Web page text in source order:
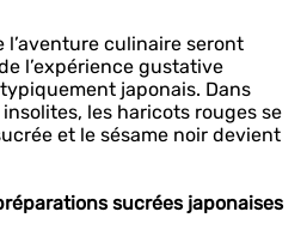
culinaire seront
l’expérience gustative
japonais. Dans
les haricots rouges se
et le sésame noir devient
sucrées japonaises